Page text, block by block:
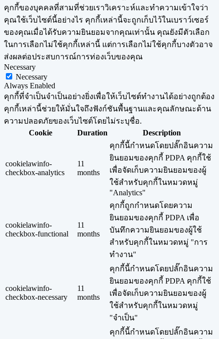
คุกกี้ของบุคคลที่สามที่ช่วยเราวิเคราะห์และทำความเข้าใจว่า
คุณใช้เว็บไซต์นี้อย่างไร คุกกี้เหล่านี้จะถูกเก็บไว้ในเบราว์เซอร์
ของคุณเมื่อได้รับความยินยอมจากคุณเท่านั้น คุณยังมีตัวเลือก
ในการเลือกไม่ใช้คุกกี้เหล่านี้ แต่การเลือกไม่ใช้คุกกี้บางตัวอาจ
ส่งผลต่อประสบการณ์การท่องเว็บของคุณ
Necessary
Necessary
Always Enabled
คุกกี้ที่จำเป็นจำเป็นอย่างยิ่งเพื่อให้เว็บไซต์ทำงานได้อย่างถูกต้อง
คุกกี้เหล่านี้ช่วยให้มั่นใจถึงฟังก์ชันพื้นฐานและคุณลักษณะด้าน
ความปลอดภัยของเว็บไซต์โดยไม่ระบุชื่อ.
Cookie
Duration Description
cookielawinfo-
checkbox-analytics
11
months
คุกกี้นี้กำหนดโดยปลั๊กอินความ
ยินยอมของคุกกี้ PDPA คุกกี้ใช้
เพื่อจัดเก็บความยินยอมของผู้
ใช้สำหรับคุกกี้ในหมวดหมู่
"Analytics"
cookielawinfo-
checkbox-functional
11
months
คุกกี้ถูกกำหนดโดยความ
ยินยอมของคุกกี้ PDPA เพื่อ
บันทึกความยินยอมของผู้ใช้
สำหรับคุกกี้ในหมวดหมู่ "การ
ทำงาน"
cookielawinfo-
checkbox-necessary
11
months
คุกกี้นี้กำหนดโดยปลั๊กอินความ
ยินยอมของคุกกี้ PDPA คุกกี้ใช้
เพื่อจัดเก็บความยินยอมของผู้
ใช้สำหรับคุกกี้ในหมวดหมู่
"จำเป็น"
คุกกี้นี้กำหนดโดยปลั๊กอินความ